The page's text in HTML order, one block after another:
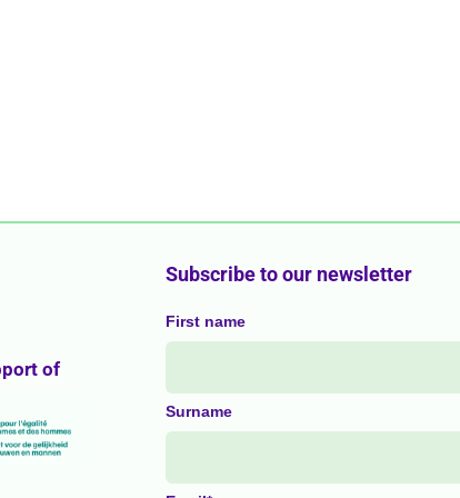
of
Subscribe to our newsletter
First name
Surname